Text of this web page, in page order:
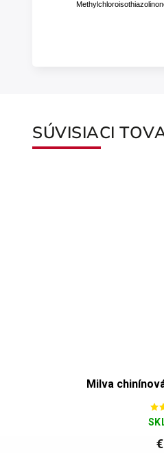
SÚVISIACI
Milva